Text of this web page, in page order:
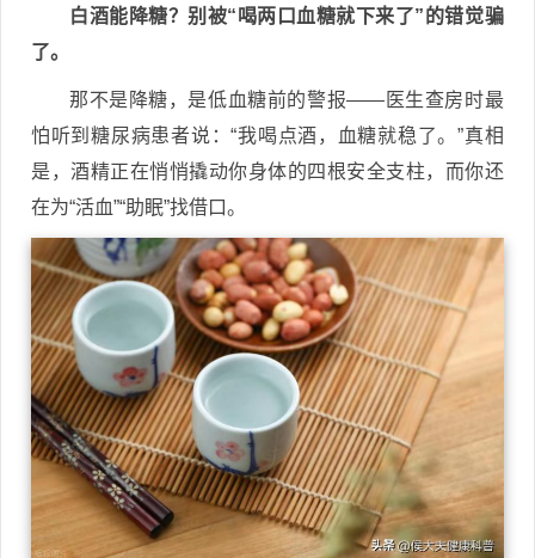
白酒能降糖？别被“喝两口血糖就下来了”的错觉骗
了。
那不是降糖，是低血糖前的警报——医生查房时最
怕听到糖尿病患者说：“我喝点酒，血糖就稳了。”真相
是，酒精正在悄悄撬动你身体的四根安全支柱，而你还
在为“活血”“助眠”找借口。